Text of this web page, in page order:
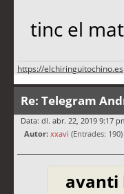
tinc el
https://elchiringuitochino.es
Re: Telegram
Data: dl. abr. 22, 2019 9:17
Autor: xxavi (Entrades: 190)
avanti